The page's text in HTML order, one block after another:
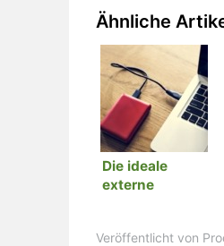
Ähnliche
Die ideale
externe
Veröffentlicht von